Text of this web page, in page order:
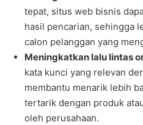
tepat, situs web bisnis
hasil pencarian, sehingga
calon pelanggan yang
Meningkatkan lalu lintas
kata kunci yang relevan
membantu menarik lebih
tertarik dengan produk
oleh perusahaan.